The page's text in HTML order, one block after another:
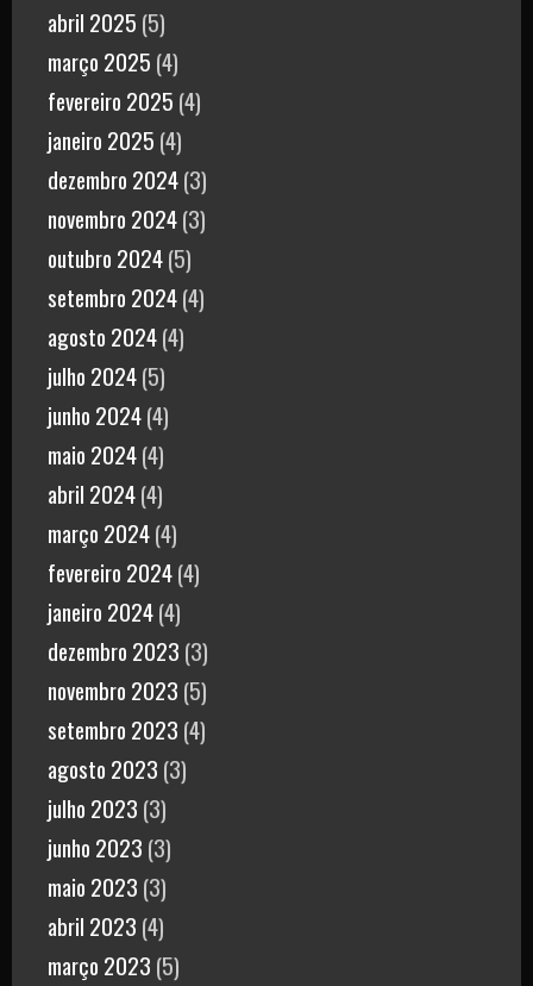
abril 2025 (5)
março 2025 (4)
fevereiro 2025 (4)
janeiro 2025 (4)
dezembro 2024(3)
novembro 2024(3)
outubro 2024(5)
setembro 2024(4)
agosto 2024(4)
julho 2024(5)
junho 2024(4)
maio 2024(4)
abril 2024(4)
março 2024(4)
fevereiro 2024(4)
janeiro 2024(4)
dezembro 2023 (3)
novembro 2023 (5)
setembro 2023 (4)
agosto 2023 (3)
julho 2023 (3)
junho 2023 (3)
maio 2023 (3)
abril 2023 (4)
março 2023 (5)